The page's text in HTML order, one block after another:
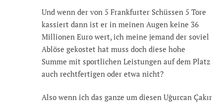
Und wenn der von 5 Frankfurter Schüssen 5 Tore
kassiert dann ist er in meinen Augen keine 36
Millionen Euro wert, ich meine jemand der soviel
Ablöse gekostet hat muss doch diese hohe
Summe mit sportlichen Leistungen auf dem Platz
auch rechtfertigen oder etwa nicht?
Also wenn ich das ganze um diesen Uğurcan Çakır